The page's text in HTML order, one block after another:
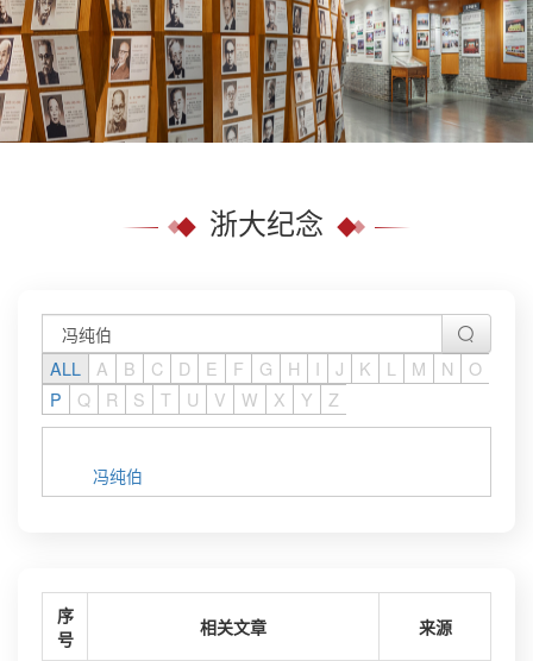
浙大纪念
ALL A B C D E F G H I J K L M N
O
P
Q R S T U V W X Y Z
冯纯伯
序
号
相关文章 来源